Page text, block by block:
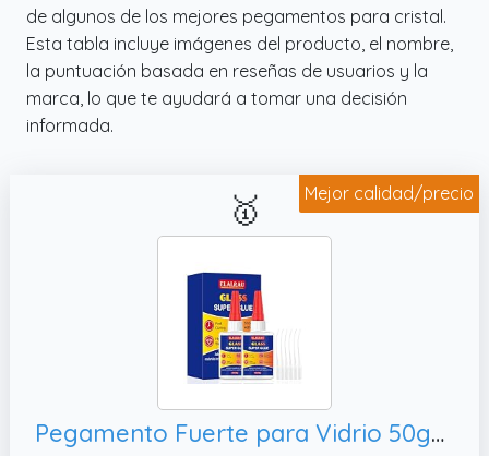
acero inoxidable y muchos otros materiales.
Ideal para reparaciones y proyectos de
bricolaje.
de algunos de los mejores pegamentos para cristal.
Esta tabla incluye imágenes del producto, el nombre,
la puntuación basada en reseñas de usuarios y la
marca, lo que te ayudará a tomar una decisión
informada.
Mejor calidad/precio
🥇
Pegamento Fuerte para Vidrio 50gx2, resistente al calor